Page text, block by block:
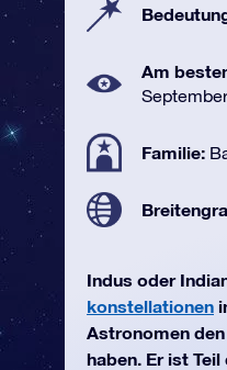
Am
September
Familie:
Indus oder
konstellationen
Astronomen
haben. Er ist Teil